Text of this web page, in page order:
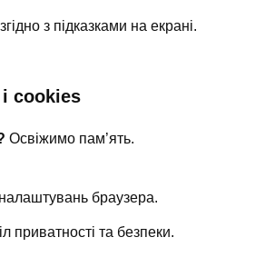
з підказками на екрані.
cookies
Освіжимо пам’ять.
браузера.
приватності та безпеки.